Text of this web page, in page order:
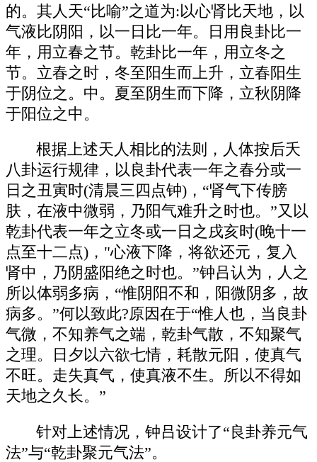
的。其人天“比喻”之道为:以心肾比天地，以
气液比阴阳，以一日比一年。日用良卦比一
年，用立春之节。乾卦比一年，用立冬之
节。立春之时，冬至阳生而上升，立春阳生
于阴位之。中。夏至阴生而下降，立秋阴降
于阳位之中。
根据上述天人相比的法则，人体按后夭
八卦运行规律，以良卦代表一年之春分或一
日之丑寅时(清晨三四点钟)，“肾气下传膀
肤，在液中微弱，乃阳气难升之时也。”又以
乾卦代表一年之立冬或一日之戌亥时(晚十一
点至十二点)，"心液下降，将欲还元，复入
肾中，乃阴盛阳绝之时也。”钟吕认为，人之
所以体弱多病，“惟阴阳不和，阳微阴多，故
病多。”何以致此?原因在于“惟人也，当良卦
气微，不知养气之端，乾卦气散，不知聚气
之理。日夕以六欲七情，耗散元阳，使真气
不旺。走失真气，使真液不生。所以不得如
天地之久长。”
针对上述情况，钟吕设计了“良卦养元气
法”与“乾卦聚元气法”。